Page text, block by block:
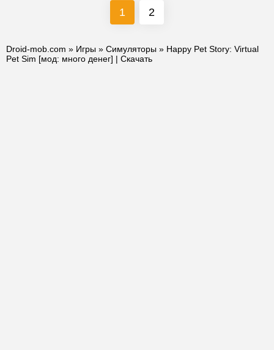
1 2
Droid-mob.com » Игры » Симуляторы » Happy Pet Story: Virtual
Pet Sim [мод: много денег] | Скачать